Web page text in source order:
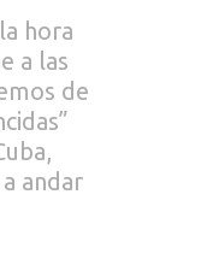
hora
a las
de
andar